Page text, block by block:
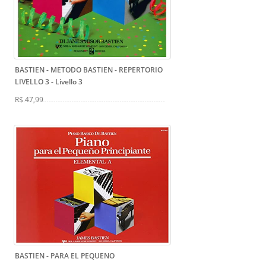
BASTIEN - METODO BASTIEN - REPERTORIO
LIVELLO 3- Livello 3
R$ 47,99
BASTIEN - PARA EL PEQUENO